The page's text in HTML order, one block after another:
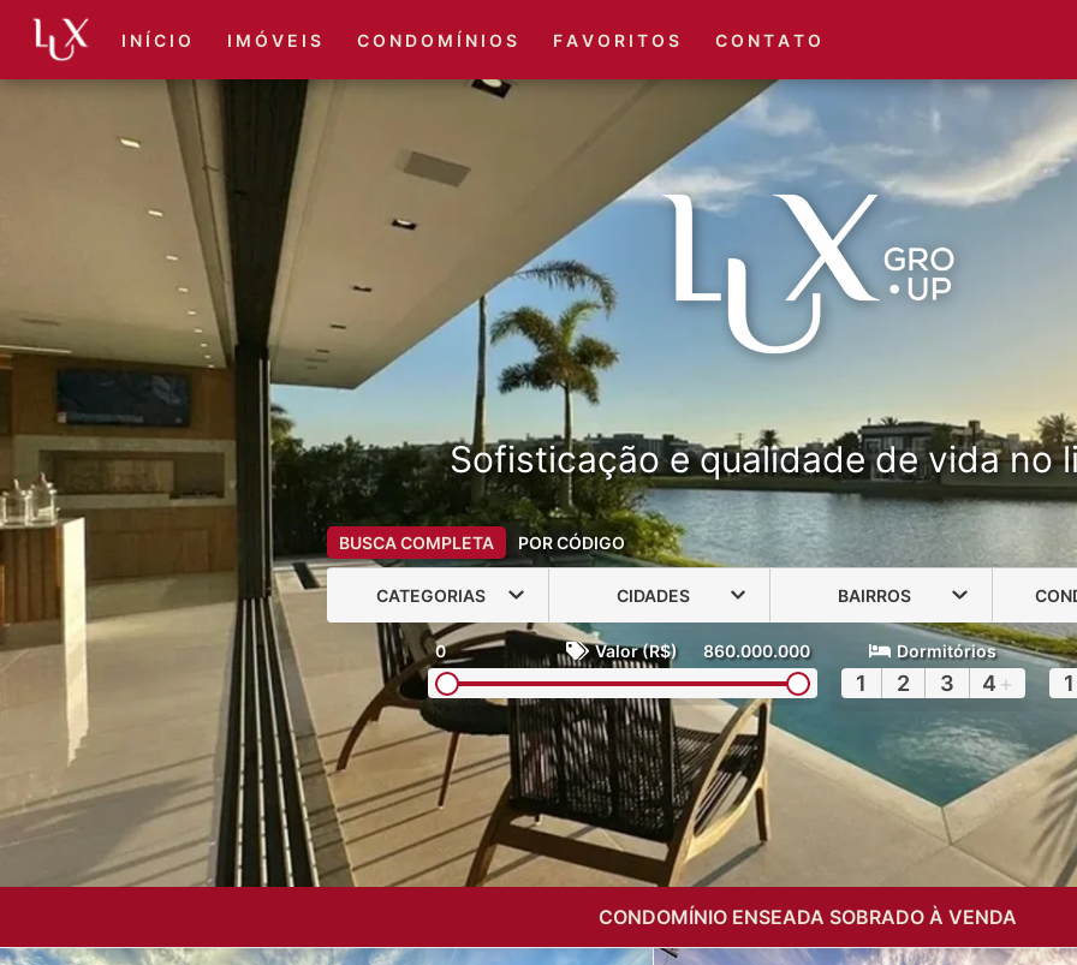
(51) 3416-6660
I N Í C I O I M Ó V E I S C O N D O M Í N I O S F A V O R I T O S C O N T A T O
Sofisticação e qualidade de vida no
BUSCA COMPLETA POR CÓDIGO
CATEGORIAS CIDADES BAIRROS
0 Valor (R$) 860.000.000 Dormitórios
1 2 3 4 + 1
CONDOMÍNIO ENSEADA SOBRADO À VENDA